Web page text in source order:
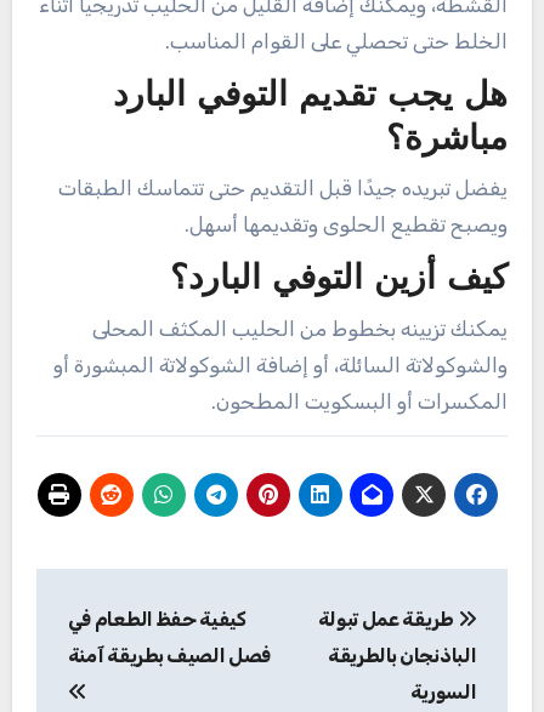
الخلط حتى تحصلي على القوام المناسب.
هل يجب تقديم التوفي البارد
مباشرة؟
يفضل تبريده جيدًا قبل التقديم حتى تتماسك الطبقات
ويصبح تقطيع الحلوى وتقديمها أسهل.
كيف أزين التوفي البارد؟
يمكنك تزيينه بخطوط من الحليب المكثف المحلى
والشوكولاتة السائلة، أو إضافة الشوكولاتة المبشورة أو
المكسرات أو البسكويت المطحون.
المقالات
طريقة عمل تبولة
الباذنجان بالطريقة
السورية
كيفية حفظ الطعام في
فصل الصيف بطريقة آمنة